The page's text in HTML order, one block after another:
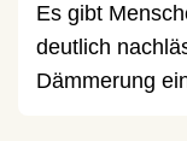
Es gibt
deutlich
Dämmerung